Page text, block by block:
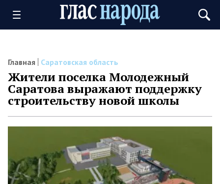
Главная Саратовская область
Жители поселка Молодежный
Саратова выражают поддержку
строительству новой школы